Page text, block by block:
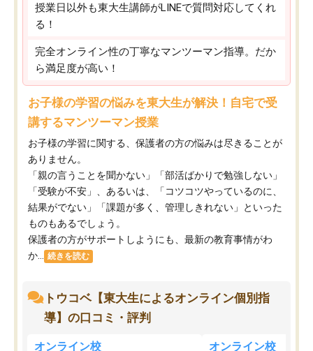
授業日以外も東大生講師がLINEで質問対応してくれ
る！
完全オンライン性の丁寧なマンツーマン指導。だか
ら満足度が高い！
お子様の学習の悩みを東大生が解決！自宅で受
講するマンツーマン授業
お子様の学習に関する、保護者の方の悩みは尽きることが
ありません。
「親の言うことを聞かない」「部活ばかりで勉強しない」
「受験が不安」、あるいは、「コツコツやっているのに、
結果がでない」「課題が多く、管理しきれない」といった
ものもあるでしょう。
保護者の方がサポートしようにも、最新の教育事情がわ
か...
続きを読む
トウコベ【東大生によるオンライン個別指
導】の口コミ・評判
オンライン校 オンライン校